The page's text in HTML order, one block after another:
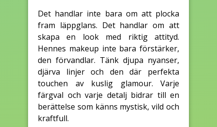
Det handlar inte bara om att plocka
fram läppglans. Det handlar om att
skapa en look med riktig attityd.
Hennes makeup inte bara förstärker,
den förvandlar. Tänk djupa nyanser,
djärva linjer och den där perfekta
touchen av kuslig glamour. Varje
färgval och varje detalj bidrar till en
berättelse som känns mystisk, vild och
kraftfull.